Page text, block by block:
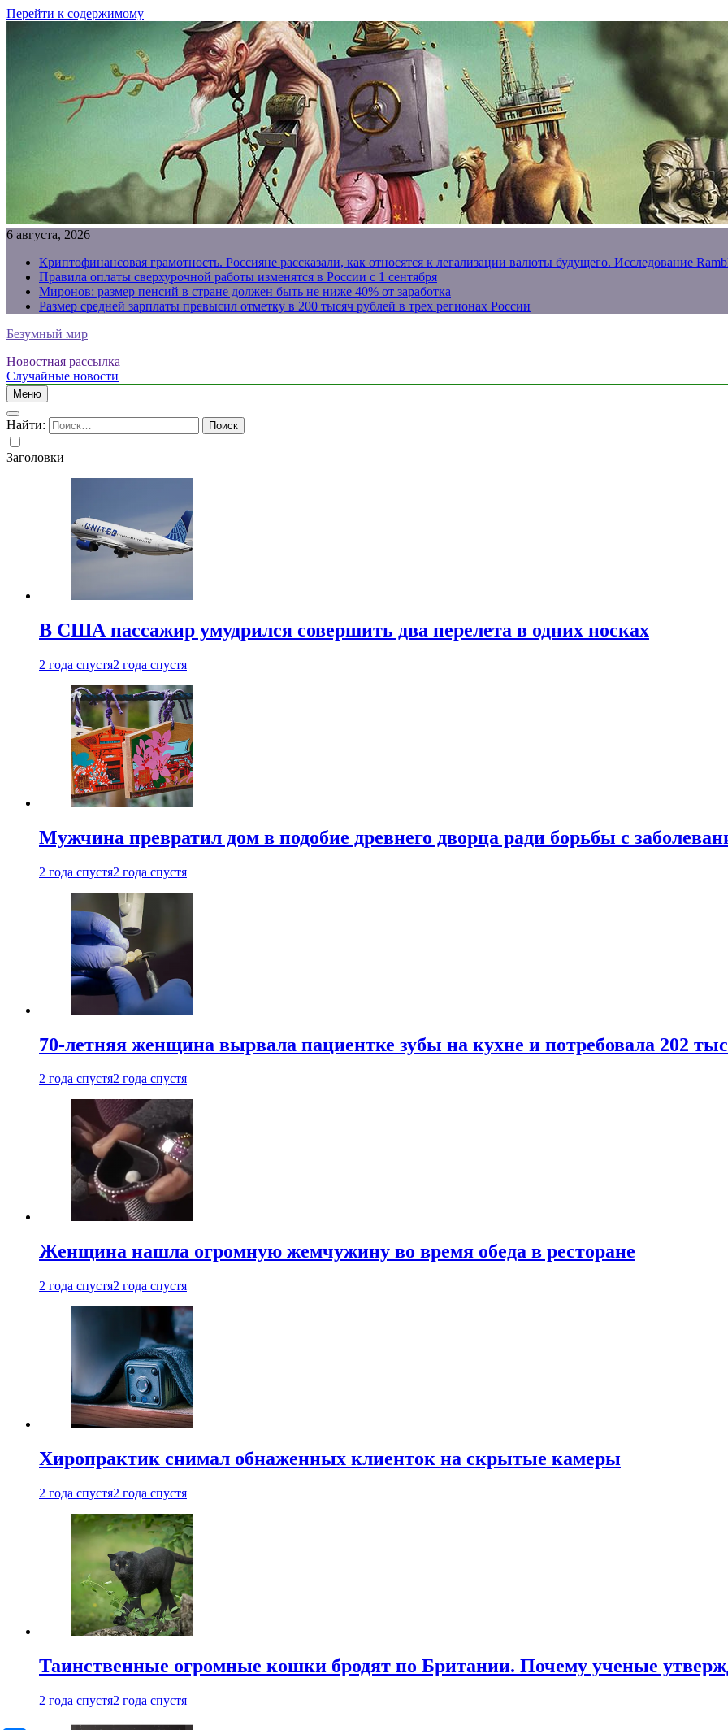
Перейти к содержимому
6 августа, 2026
Криптофинансовая грамотность. Россияне рассказали, как относятся к легализации валюты будущего. Исследование
Правила оплаты сверхурочной работы изменятся в России с 1 сентября
Миронов: размер пенсий в стране должен быть не ниже 40% от заработка
Размер средней зарплаты превысил отметку в 200 тысяч рублей в трех регионах России
Безумный мир
Новостная рассылка
Случайные новости
Меню
Найти:
Заголовки
В США пассажир умудрился совершить два перелета в одних носках
2 года спустя2 года спустя
Мужчина превратил дом в подобие древнего дворца ради борьбы с
2 года спустя2 года спустя
70-летняя женщина вырвала пациентке зубы на кухне и потребовала 202
2 года спустя2 года спустя
Женщина нашла огромную жемчужину во время обеда в ресторане
2 года спустя2 года спустя
Хиропрактик снимал обнаженных клиенток на скрытые камеры
2 года спустя2 года спустя
Таинственные огромные кошки бродят по Британии. Почему ученые
2 года спустя2 года спустя